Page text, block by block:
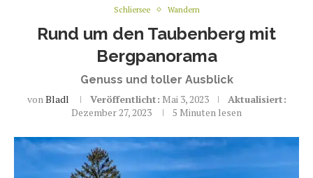
Schliersee Wandern
Rund um den Taubenberg mit
Bergpanorama
Genuss und toller Ausblick
vonBladl Veröffentlicht: Mai 3, 2023
Aktualisiert:
Dezember 27, 2023
5 Minuten lesen